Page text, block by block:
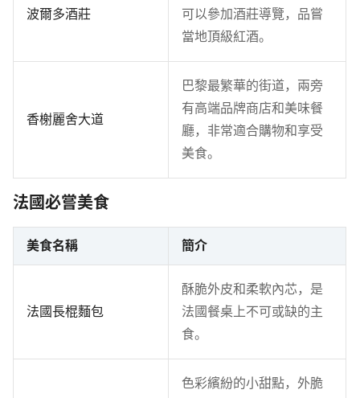
波爾多酒莊
可以參加酒莊導覽，品嘗
當地頂級紅酒。
香榭麗舍大道
巴黎最繁華的街道，兩旁
有高端品牌商店和美味餐
廳，非常適合購物和享受
美食。
法國必嘗美食
美食名稱 簡介
法國長棍麵包
酥脆外皮和柔軟內芯，是
法國餐桌上不可或缺的主
食。
色彩繽紛的小甜點，外脆